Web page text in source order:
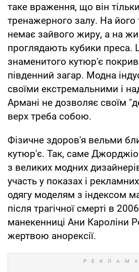
таке враження, що він
тренажерного залу. На його
немає зайвого жиру, а на
проглядають кубики преса.
знаменитого кутюр'є
південний загар. Модна
своїми екстремальними і
Армані не дозволяє своїм
верх треба собою.
Фізичне здоров'я вельми
кутюр'є. Так, саме
з великих модних
участь у показах і
одягу моделям з індексом
після трагічної смерті в
манекенниці Ани Кароліни
жертвою анорексії.